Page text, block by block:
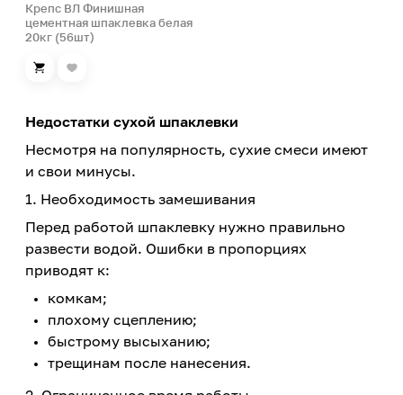
Крепс ВЛ Финишная
цементная шпаклевка белая
20кг (56шт)
Недостатки сухой шпаклевки
Несмотря на популярность, сухие смеси имеют
и свои минусы.
1. Необходимость замешивания
Перед работой шпаклевку нужно правильно
развести водой. Ошибки в пропорциях
приводят к:
комкам;
плохому сцеплению;
быстрому высыханию;
трещинам после нанесения.